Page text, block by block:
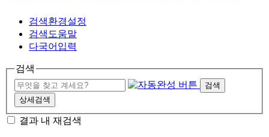
검색환경설정
검색도움말
다국어입력
검색
검색
상세검색
결과 내 재검색